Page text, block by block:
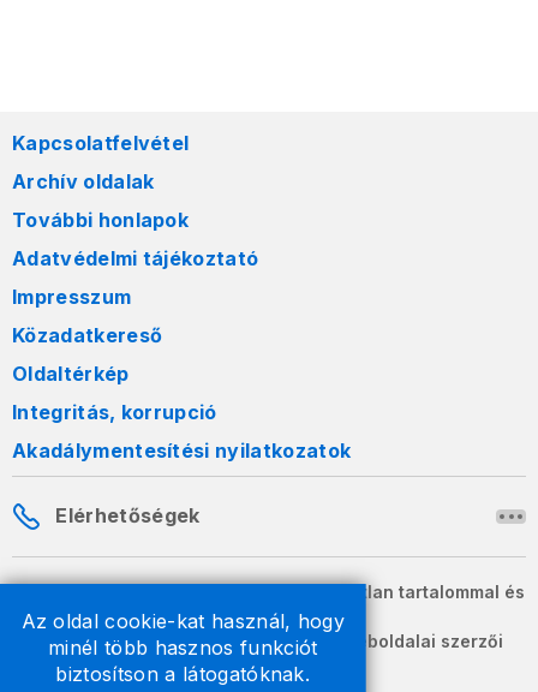
Az oldal cookie-kat használ, hogy
minél több hasznos funkciót
biztosítson a látogatóknak.
Kapcsolatfelvétel
Archív oldalak
További honlapok
Adatvédelmi tájékoztató
Impresszum
Közadatkereső
Oldaltérkép
Integritás, korrupció
Akadálymentesítési nyilatkozatok
Elérhetőségek
A honlapon szereplő információk változatlan tartalommal és
formában szabadon terjeszthetők.
2026 © A Nemzeti Adó- és Vámhivatal weboldalai szerzői
jogvédelem alatt állnak.